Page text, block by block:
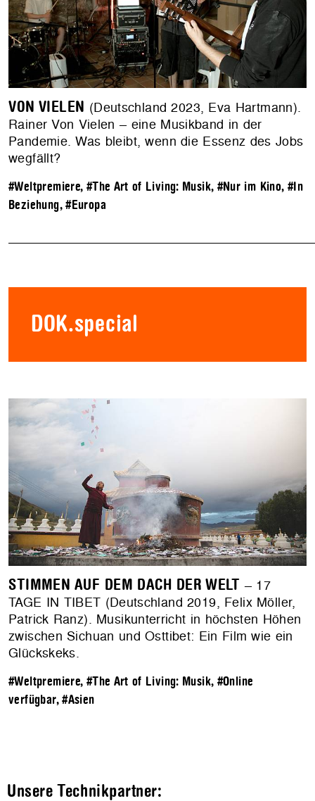
VON VIELEN (Deutschland 2023, Eva Hartmann).
Rainer Von Vielen – eine Musikband in der
Pandemie. Was bleibt, wenn die Essenz des Jobs
wegfällt?
#Weltpremiere, #The Art of Living: Musik, #Nur im Kino, #In
Beziehung,#Europa
DOK.special
STIMMEN AUF DEM DACH DER WELT – 17
TAGE IN TIBET (Deutschland 2019, Felix Möller,
Patrick Ranz). Musikunterricht in höchsten Höhen
zwischen Sichuan und Osttibet: Ein Film wie ein
Glückskeks.
#Weltpremiere, #The Art of Living: Musik, #Online
verfügbar,#Asien
Unsere Technikpartner: